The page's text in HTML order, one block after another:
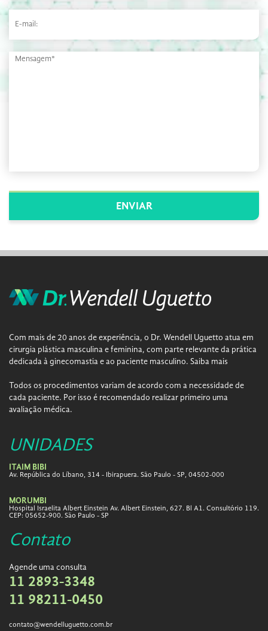
Com mais de 20 anos de experiência, o Dr. Wendell Uguetto atua em
cirurgia plástica masculina e feminina, com parte relevante da prática
dedicada à ginecomastia e ao paciente masculino. Saiba mais
Todos os procedimentos variam de acordo com a necessidade de
cada paciente. Por isso é recomendado realizar primeiro uma
avaliação médica.
UNIDADES
ITAIM BIBI
Av. República do Líbano, 314 - Ibirapuera. São Paulo - SP, 04502-000
MORUMBI
Hospital Israelita Albert Einstein Av. Albert Einstein, 627. Bl A1. Consultório 119.
CEP: 05652-900. São Paulo - SP
Contato
Agende uma consulta
11 2893-3348
11 98211-0450
contato@wendelluguetto.com.br